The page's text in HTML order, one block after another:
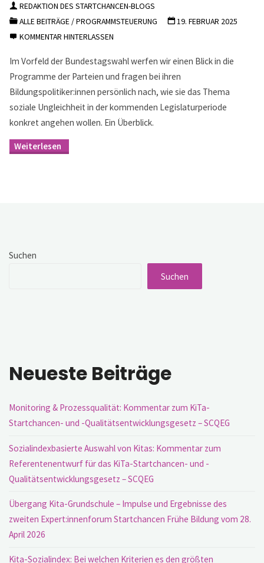
REDAKTION DES STARTCHANCEN-BLOGS
ALLE BEITRÄGE/PROGRAMMSTEUERUNG
19. FEBRUAR 2025
KOMMENTAR HINTERLASSEN
Im Vorfeld der Bundestagswahl werfen wir einen Blick in die
Programme der Parteien und fragen bei ihren
Bildungspolitiker:innen persönlich nach, wie sie das Thema
soziale Ungleichheit in der kommenden Legislaturperiode
konkret angehen wollen. Ein Überblick.
2025:
Suchen
Suchen
Neueste Beiträge
Monitoring & Prozessqualität: Kommentar zum KiTa-
Startchancen- und -Qualitätsentwicklungsgesetz – SCQEG
Sozialindexbasierte Auswahl von Kitas: Kommentar zum
Referentenentwurf für das KiTa-Startchancen- und -
Qualitätsentwicklungsgesetz – SCQEG
Übergang Kita-Grundschule – Impulse und Ergebnisse des
zweiten Expert:innenforum Startchancen Frühe Bildung vom 28.
April 2026
Kita-Sozialindex: Bei welchen Kriterien es den größten